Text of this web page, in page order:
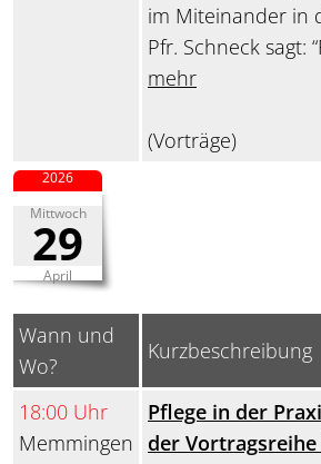
im Miteinander in
Pfr. Schneck sagt:
mehr
(Vorträge)
Mittwoch
29
April
2026
Wann und
Wo?
Kurzbeschreibung
18:00 Uhr
Memmingen
Pflege in der
der Vortragsreihe